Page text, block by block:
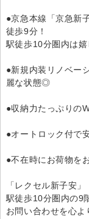
●京急本線「京急新
徒歩9分！
駅徒歩10分圏内は嬉
●新規内装リノベー
麗な状態◎
●収納力たっぷりの
●オートロック付で
●不在時にお荷物を
「レクセル新子安」
駅徒歩10分圏内の9
お問い合わせを心よ